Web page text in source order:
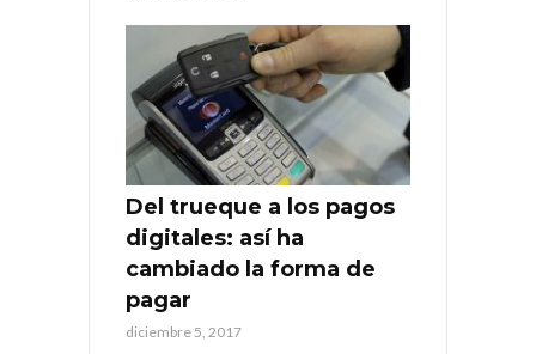
Del trueque a los pagos
digitales: así ha
cambiado la forma de
pagar
diciembre 5, 2017